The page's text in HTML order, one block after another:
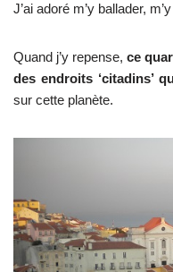
J’ai adoré m’y ballader,
Quand j’y repense,ce
des endroits ‘citadins’
sur cette planète.